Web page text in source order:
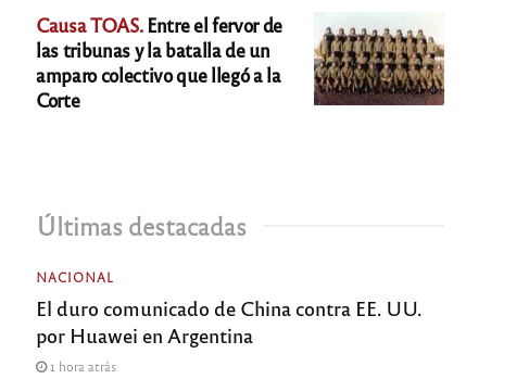
Causa TOAS.Entre el fervor de
las tribunas y la batalla de un
amparo colectivo que llegó a la
Corte
Últimas destacadas
NACIONAL
El duro comunicado de China contra EE. UU.
por Huawei en Argentina
1 hora atrás